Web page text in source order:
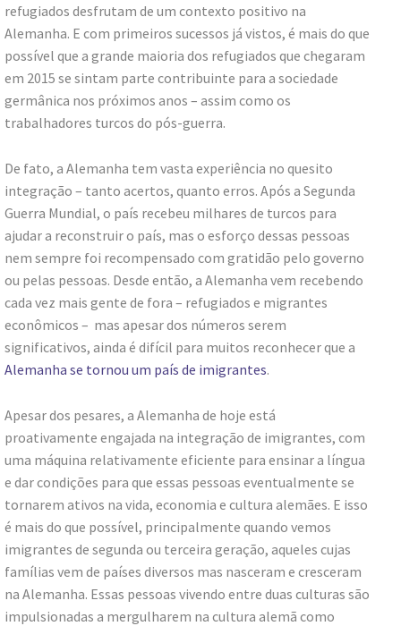
refugiados desfrutam de um contexto positivo na
Alemanha. E com primeiros sucessos já vistos, é mais do que
possível que a grande maioria dos refugiados que chegaram
em 2015 se sintam parte contribuinte para a sociedade
germânica nos próximos anos – assim como os
trabalhadores turcos do pós-guerra.
De fato, a Alemanha tem vasta experiência no quesito
integração – tanto acertos, quanto erros. Após a Segunda
Guerra Mundial, o país recebeu milhares de turcos para
ajudar a reconstruir o país, mas o esforço dessas pessoas
nem sempre foi recompensado com gratidão pelo governo
ou pelas pessoas. Desde então, a Alemanha vem recebendo
cada vez mais gente de fora – refugiados e migrantes
econômicos – mas apesar dos números serem
significativos, ainda é difícil para muitos reconhecer que a
Alemanha se tornou um país de imigrantes.
Apesar dos pesares, a Alemanha de hoje está
proativamente engajada na integração de imigrantes, com
uma máquina relativamente eficiente para ensinar a língua
e dar condições para que essas pessoas eventualmente se
tornarem ativos na vida, economia e cultura alemães. E isso
é mais do que possível, principalmente quando vemos
imigrantes de segunda ou terceira geração, aqueles cujas
famílias vem de países diversos mas nasceram e cresceram
na Alemanha. Essas pessoas vivendo entre duas culturas são
impulsionadas a mergulharem na cultura alemã como